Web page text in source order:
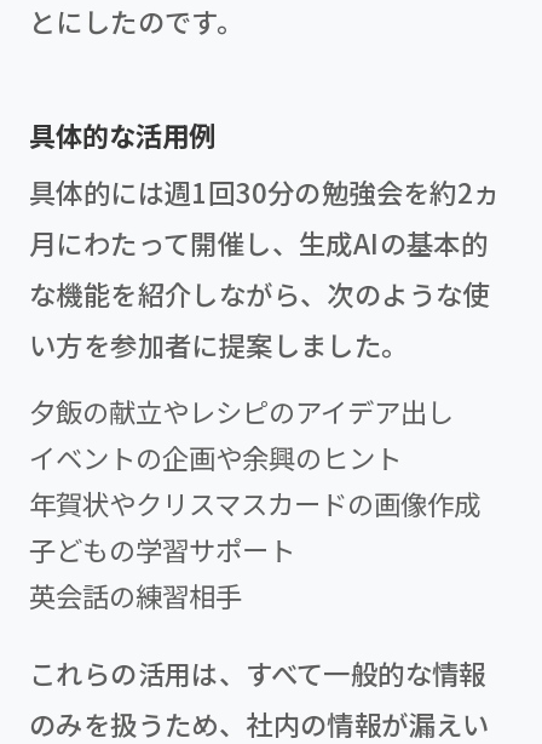
とにしたのです。
具体的な活用例
具体的には週1回30分の勉強会を約2ヵ
月にわたって開催し、生成AIの基本的
な機能を紹介しながら、次のような使
い方を参加者に提案しました。
夕飯の献立やレシピのアイデア出し
イベントの企画や余興のヒント
年賀状やクリスマスカードの画像作成
子どもの学習サポート
英会話の練習相手
これらの活用は、すべて一般的な情報
のみを扱うため、社内の情報が漏えい